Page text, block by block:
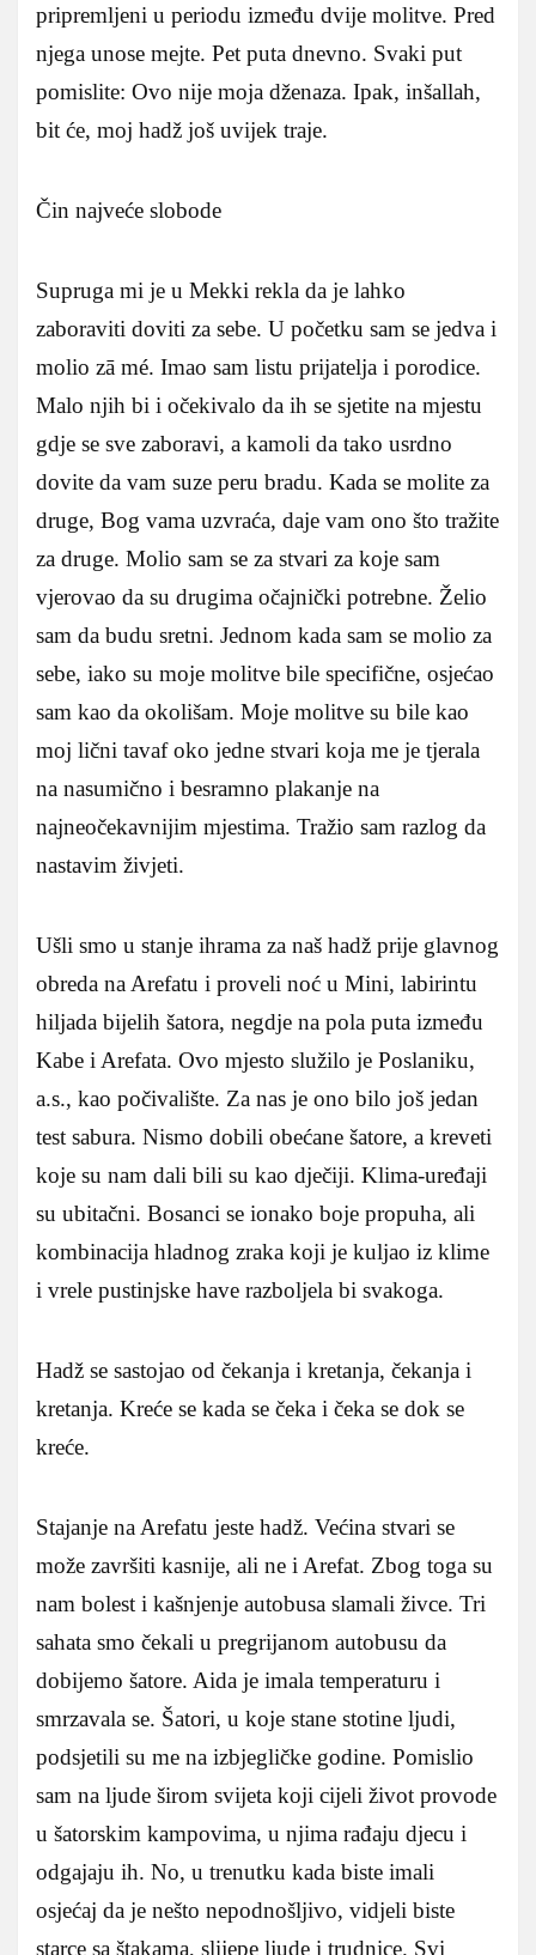
pripremljeni u periodu između dvije molitve. Pred
njega unose mejte. Pet puta dnevno. Svaki put
pomislite: Ovo nije moja dženaza. Ipak, inšallah,
bit će, moj hadž još uvijek traje.
Čin najveće slobode
Supruga mi je u Mekki rekla da je lahko
zaboraviti doviti za sebe. U početku sam se jedva i
molio zā mé. Imao sam listu prijatelja i porodice.
Malo njih bi i očekivalo da ih se sjetite na mjestu
gdje se sve zaboravi, a kamoli da tako usrdno
dovite da vam suze peru bradu. Kada se molite za
druge, Bog vama uzvraća, daje vam ono što tražite
za druge. Molio sam se za stvari za koje sam
vjerovao da su drugima očajnički potrebne. Želio
sam da budu sretni. Jednom kada sam se molio za
sebe, iako su moje molitve bile specifične, osjećao
sam kao da okolišam. Moje molitve su bile kao
moj lični tavaf oko jedne stvari koja me je tjerala
na nasumično i besramno plakanje na
najneočekavnijim mjestima. Tražio sam razlog da
nastavim živjeti.
Ušli smo u stanje ihrama za naš hadž prije glavnog
obreda na Arefatu i proveli noć u Mini, labirintu
hiljada bijelih šatora, negdje na pola puta između
Kabe i Arefata. Ovo mjesto služilo je Poslaniku,
a.s., kao počivalište. Za nas je ono bilo još jedan
test sabura. Nismo dobili obećane šatore, a kreveti
koje su nam dali bili su kao dječiji. Klima-uređaji
su ubitačni. Bosanci se ionako boje propuha, ali
kombinacija hladnog zraka koji je kuljao iz klime
i vrele pustinjske have razboljela bi svakoga.
Hadž se sastojao od čekanja i kretanja, čekanja i
kretanja. Kreće se kada se čeka i čeka se dok se
kreće.
Stajanje na Arefatu jeste hadž. Većina stvari se
može završiti kasnije, ali ne i Arefat. Zbog toga su
nam bolest i kašnjenje autobusa slamali živce. Tri
sahata smo čekali u pregrijanom autobusu da
dobijemo šatore. Aida je imala temperaturu i
smrzavala se. Šatori, u koje stane stotine ljudi,
podsjetili su me na izbjegličke godine. Pomislio
sam na ljude širom svijeta koji cijeli život provode
u šatorskim kampovima, u njima rađaju djecu i
odgajaju ih. No, u trenutku kada biste imali
osjećaj da je nešto nepodnošljivo, vidjeli biste
starce sa štakama, slijepe ljude i trudnice. Svi